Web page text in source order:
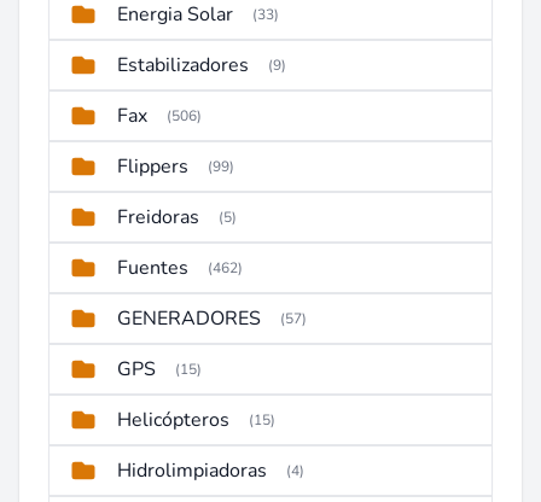
Energia Solar (33)
Estabilizadores (9)
Fax (506)
Flippers (99)
Freidoras (5)
Fuentes (462)
GENERADORES (57)
GPS (15)
Helicópteros (15)
Hidrolimpiadoras (4)